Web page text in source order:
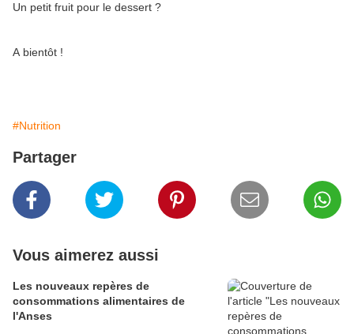
Un petit fruit pour le dessert ?
A bientôt !
#Nutrition
Partager
Vous aimerez aussi
Les nouveaux repères de
consommations alimentaires de
l'Anses